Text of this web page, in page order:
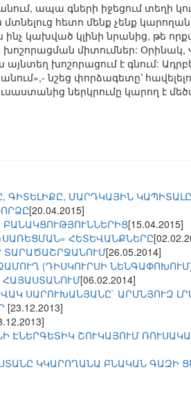
ապա գների իջեցում տեղի
հետո մենք չենք
կախված կլինի նրանից, թե
խոշորացման միտումներ:
խոշորացում է գնում:
նշեց փորձագետը՝
ներկրումը կարող է
ԳԻՏԵԼԻՔԸ, ՄԱՐԴԿԱՅԻՆ
[20.04.2015]
[15.04.2015]
ՀԵՏԵՎԱՆՔՆԵՐԸ
ՏԱՐԱԾԱՇՐՋԱՆՈՒՄ[26.05.2014]
(ԴԻՍԿՈՒՐՍԻ
[06.02.2014]
ՍԱՐՈՒԽԱՆՅԱՆԸ` ԱՐՄՆՅՈՒԶ
[23.12.2013]
ԷՆԵՐԳԵՏԻԿ ՇՈՒԿԱՅՈՒՄ
ԿԿԱՐՈՂԱՆԱ ԲՆԱԿԱՆ ԳԱԶԻ